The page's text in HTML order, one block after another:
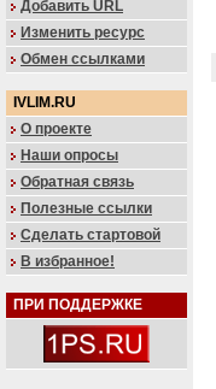
Добавить URL
Изменить ресурс
Обмен ссылками
IVLIM.RU
О проекте
Наши опросы
Обратная связь
Полезные ссылки
Сделать стартовой
В избранное!
ПРИ ПОДДЕРЖКЕ